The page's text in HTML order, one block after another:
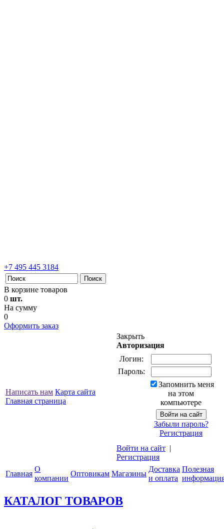
+7 495 445 3184
В корзине товаров
0 шт.
На сумму
0
Оформить заказ
Написать нам Карта сайта
Главная страница
Закрыть
Авторизация
Логин:
Пароль:
Запомнить меня
на этом
компьютере
Забыли пароль?
Регистрация
Войти на сайт |
Регистрация
Главная
О
компании
Оптовикам Магазины
Доставка
и оплата
Полезная
КАТАЛОГ ТОВАРОВ